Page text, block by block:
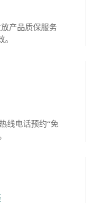
产品质保服务
线电话预约“免